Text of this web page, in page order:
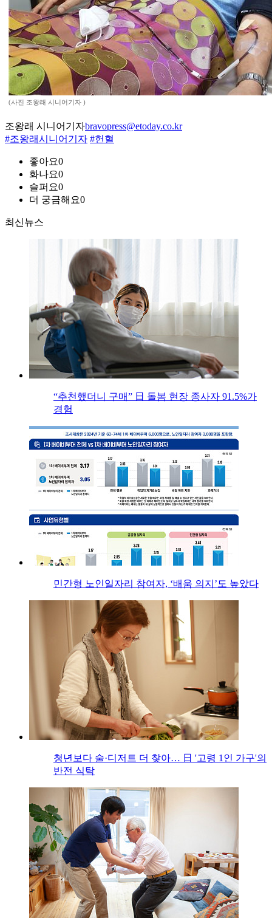
(사진 조왕래 시니어기자 )
조왕래 시니어기자bravopress@etoday.co.kr
#조왕래시니어기자 #헌혈
좋아요0
화나요0
슬퍼요0
더 궁금해요0
최신뉴스
“추천했더니 구매” 日 돌봄 현장 종사자 91.5%가
경험
민간형 노인일자리 참여자, ‘배움 의지’도 높았다
청년보다 술·디저트 더 찾아… 日 '고령 1인 가구'의
반전 식탁